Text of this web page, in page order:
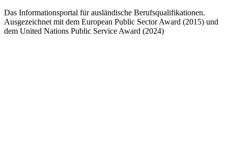
Das Informationsportal für ausländische Berufsqualifikationen.
Ausgezeichnet mit dem European Public Sector Award (2015) und
dem United Nations Public Service Award (2024)